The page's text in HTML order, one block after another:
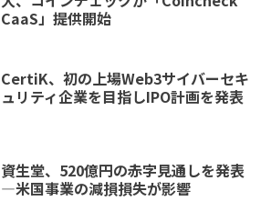
CaaS」提供開始
CertiK、初の上場Web3サイバーセキ
ュリティ企業を目指しIPO計画を発表
資生堂、520億円の赤字見通しを発表
—米国事業の減損損失が影響